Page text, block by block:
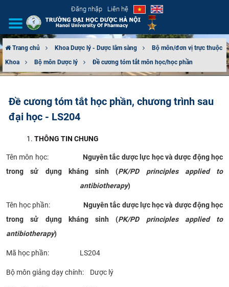
Đăng nhập Liên hệ
GIỚI THIỆU
TUYỂN SINH
ĐÀO TẠO
ĐẢM BẢO CHẤT LƯỢNG
KHOA HỌC CÔNG NGHỆ
HTQT
Trang chủ Khoa Dược lý - Dược lâm sàng
Bộ môn/đơn vị trực thuộc
Khoa
Bộ môn Dược lý Đề cương tóm tắt môn học/học phần
Đề cương tóm tắt học phần, chương trình sau
đại học - LS204
THÔNG TIN CHUNG
Tên môn học:Nguyên tắc dược lực học và dược động học
trong sử dụng kháng sinh (PK/PD principles applied to
antibiotherapy)
Tên học phần: Nguyên tắc dược lực học và dược động học
trong sử dụng kháng sinh (PK/PD principles applied to
antibiotherapy)
Mã học phần: LS204
Bộ môn giảng dạy chính: Dược lý